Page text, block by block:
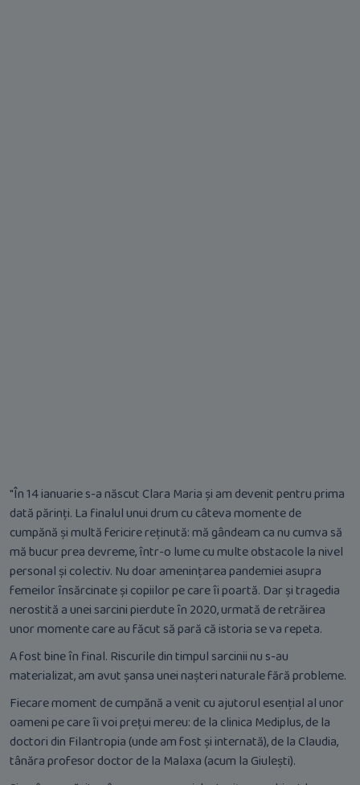
"În 14 ianuarie s-a născut Clara Maria și am devenit pentru prima
dată părinți. La finalul unui drum cu câteva momente de
cumpănă și multă fericire reținută: mă gândeam ca nu cumva să
mă bucur prea devreme, într-o lume cu multe obstacole la nivel
personal și colectiv. Nu doar amenințarea pandemiei asupra
femeilor însărcinate și copiilor pe care îi poartă. Dar și tragedia
nerostită a unei sarcini pierdute în 2020, urmată de retrăirea
unor momente care au făcut să pară că istoria se va repeta.
A fost bine în final. Riscurile din timpul sarcinii nu s-au
materializat, am avut șansa unei nașteri naturale fără probleme.
Fiecare moment de cumpănă a venit cu ajutorul esențial al unor
oameni pe care îi voi prețui mereu: de la clinica Mediplus, de la
doctori din Filantropia (unde am fost și internată), de la Claudia,
tânăra profesor doctor de la Malaxa (acum la Giulești).